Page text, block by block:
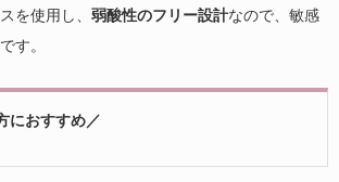
を使用し、 弱酸性のフリー設計なので、敏感
す。
におすすめ／